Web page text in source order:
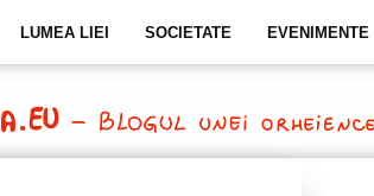
LUMEA LIEI SOCIETATE EVENIMENTE